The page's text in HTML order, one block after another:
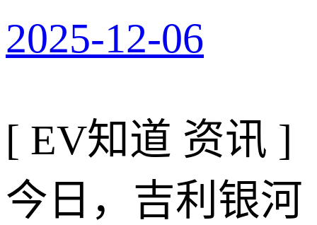
2025-12-06
[ EV知道 资讯 ]
今日，吉利银河